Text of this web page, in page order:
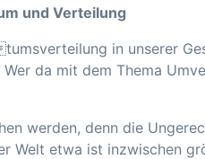
und Verteilung
in unserer
da mit dem Thema
werden, denn die
Welt etwa ist inzwischen